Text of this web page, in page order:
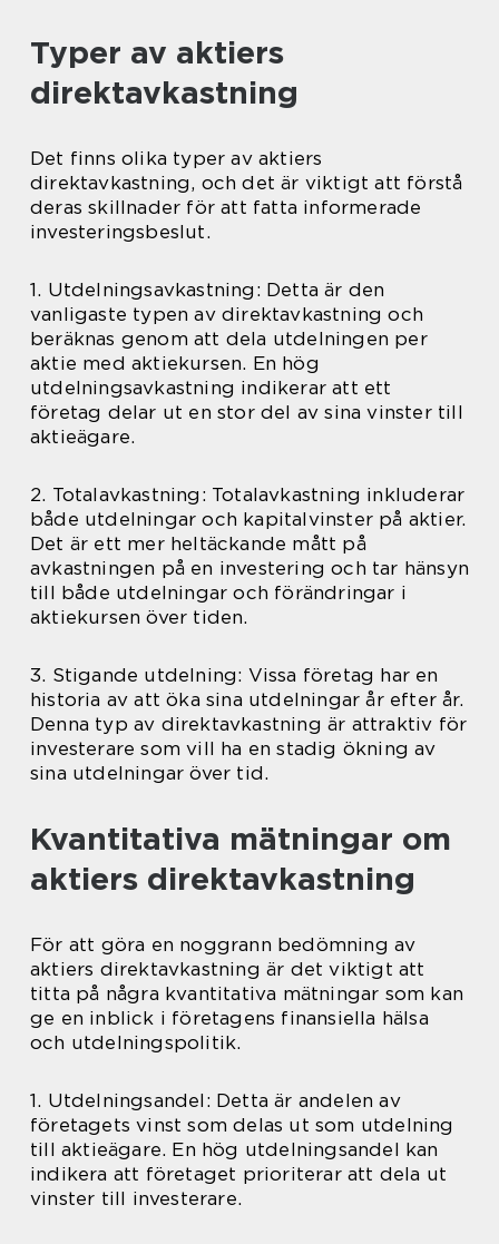
Typer av aktiers
direktavkastning
Det finns olika typer av aktiers
direktavkastning, och det är viktigt att förstå
deras skillnader för att fatta informerade
investeringsbeslut.
1. Utdelningsavkastning: Detta är den
vanligaste typen av direktavkastning och
beräknas genom att dela utdelningen per
aktie med aktiekursen. En hög
utdelningsavkastning indikerar att ett
företag delar ut en stor del av sina vinster till
aktieägare.
2. Totalavkastning: Totalavkastning inkluderar
både utdelningar och kapitalvinster på aktier.
Det är ett mer heltäckande mått på
avkastningen på en investering och tar hänsyn
till både utdelningar och förändringar i
aktiekursen över tiden.
3. Stigande utdelning: Vissa företag har en
historia av att öka sina utdelningar år efter år.
Denna typ av direktavkastning är attraktiv för
investerare som vill ha en stadig ökning av
sina utdelningar över tid.
Kvantitativa mätningar om
aktiers direktavkastning
För att göra en noggrann bedömning av
aktiers direktavkastning är det viktigt att
titta på några kvantitativa mätningar som kan
ge en inblick i företagens finansiella hälsa
och utdelningspolitik.
1. Utdelningsandel: Detta är andelen av
företagets vinst som delas ut som utdelning
till aktieägare. En hög utdelningsandel kan
indikera att företaget prioriterar att dela ut
vinster till investerare.